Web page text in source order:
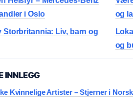
i Oslo
og
Storbritannia: Liv, barn og
og
INNLEGG
Kvinnelige Artister – Stjerner i